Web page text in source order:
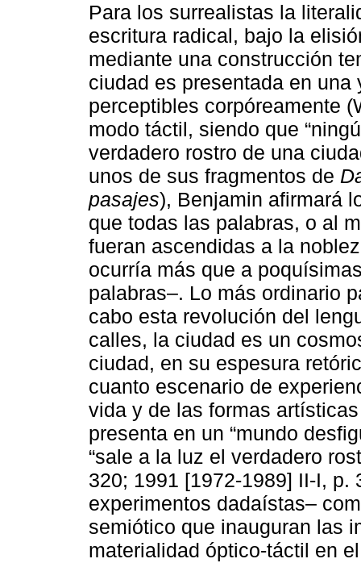
Para los surrealistas la
escritura radical, bajo la
mediante una construcción
ciudad es presentada en
perceptibles corpóreamente
modo táctil, siendo que
verdadero rostro de una
unos de sus fragmentos de
pasajes), Benjamin afirmará
que todas las palabras, o al
fueran ascendidas a la
ocurría más que a
palabras–. Lo más ordinario
cabo esta revolución del
calles, la ciudad es un
ciudad, en su espesura
cuanto escenario de
vida y de las formas
presenta en un “mundo
“sale a la luz el verdadero
320; 1991 [1972-1989] II-I,
experimentos dadaístas–
semiótico que inauguran las
materialidad óptico-táctil en